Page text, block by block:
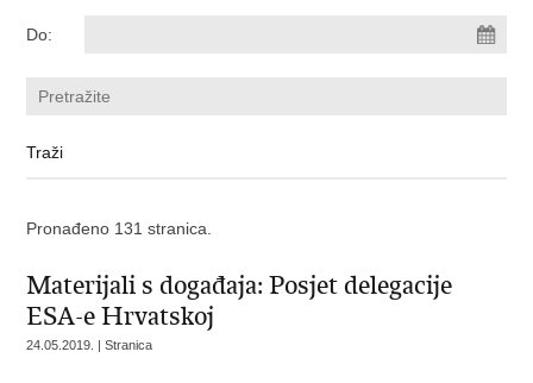
Do:
Pronađeno 131 stranica.
Materijali s događaja: Posjet delegacije
ESA-e Hrvatskoj
24.05.2019. | Stranica